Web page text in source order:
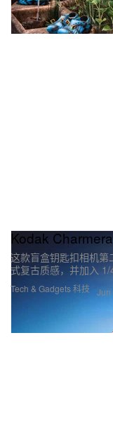
Tech & Gadgets 科技
Kodak
这款盲盒钥匙扣相机第
式复古质感，并加入 1/
Jun